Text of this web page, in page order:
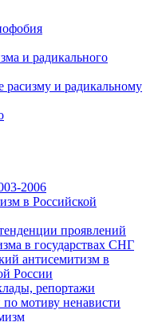
и радикального
расизму и радикальному
2006
в Российской
проявлений
в государствах СНГ
антисемитизм в
России
репортажи
мотиву ненависти